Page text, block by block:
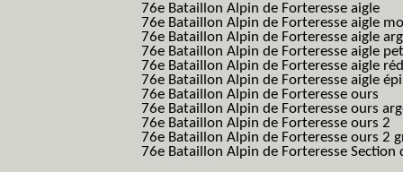
76e Bataillon Alpin de Forteresse aigle
76e Bataillon Alpin de Forteresse aigle
76e Bataillon Alpin de Forteresse aigle
76e Bataillon Alpin de Forteresse aigle
76e Bataillon Alpin de Forteresse aigle
76e Bataillon Alpin de Forteresse aigle
76e Bataillon Alpin de Forteresse ours
76e Bataillon Alpin de Forteresse ours
76e Bataillon Alpin de Forteresse ours 2
76e Bataillon Alpin de Forteresse ours 2
76e Bataillon Alpin de Forteresse